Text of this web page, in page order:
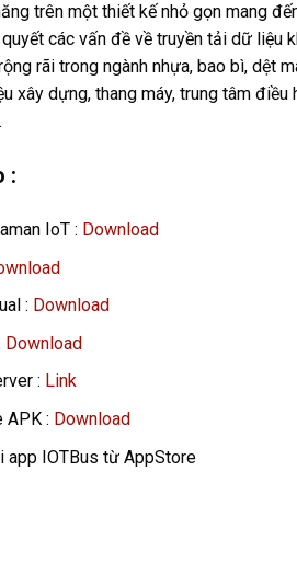
trên một thiết kế nhỏ gọn mang
các vấn đề về truyền tải dữ liệu
rãi trong ngành nhựa, bao bì, dệt
xây dựng, thang máy, trung tâm
:
IoT : Download
: Download
Download
: Link
APK : Download
app IOTBus từ AppStore